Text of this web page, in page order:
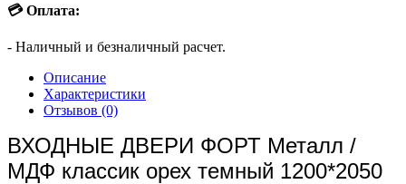
💳 Оплата:
- Наличный и безналичный расчет.
Описание
Характеристики
Отзывов (0)
ВХОДНЫЕ ДВЕРИ ФОРТ Металл /
МДФ классик орех темный 1200*2050